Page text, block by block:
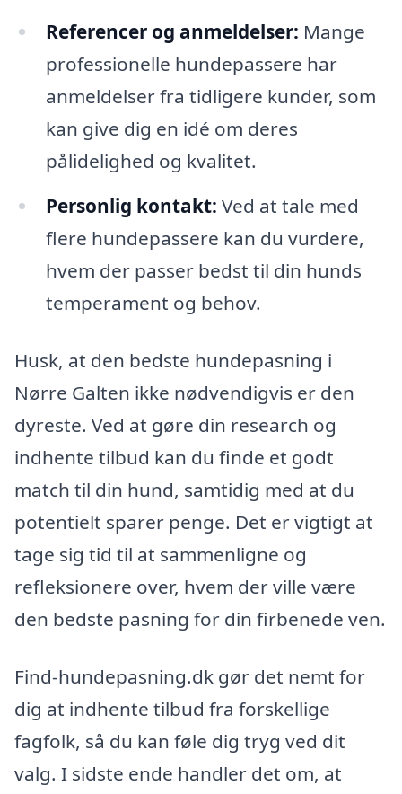
Referencer og anmeldelser: Mange
professionelle hundepassere har
anmeldelser fra tidligere kunder, som
kan give dig en idé om deres
pålidelighed og kvalitet.
Personlig kontakt: Ved at tale med
flere hundepassere kan du vurdere,
hvem der passer bedst til din hunds
temperament og behov.
Husk, at den bedste hundepasning i
Nørre Galten ikke nødvendigvis er den
dyreste. Ved at gøre din research og
indhente tilbud kan du finde et godt
match til din hund, samtidig med at du
potentielt sparer penge. Det er vigtigt at
tage sig tid til at sammenligne og
refleksionere over, hvem der ville være
den bedste pasning for din firbenede ven.
Find-hundepasning.dk gør det nemt for
dig at indhente tilbud fra forskellige
fagfolk, så du kan føle dig tryg ved dit
valg. I sidste ende handler det om, at